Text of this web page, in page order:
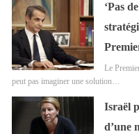
‘Pas
Le
peut pas imaginer une solution…
Israël
d’une